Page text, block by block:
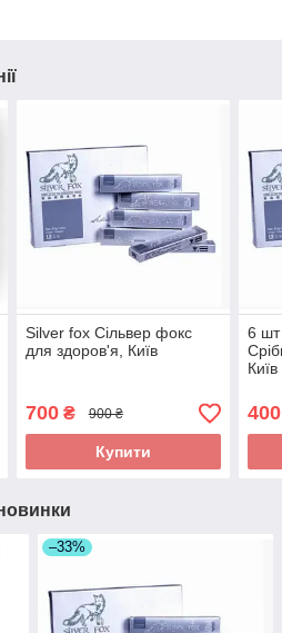
Silver fox Сільвер фокс
для здоров'я, Київ
700₴ 900 ₴
Купити
6 шт
Київ
400
–33%